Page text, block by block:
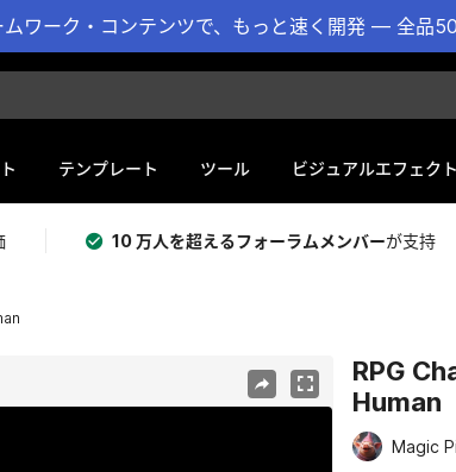
ワーク・コンテンツで、もっと速く開発 — 全品
テンプレート ツール ビジュアルエフェクト
10 万人を超えるフォーラムメンバーが支持
RPG
Human